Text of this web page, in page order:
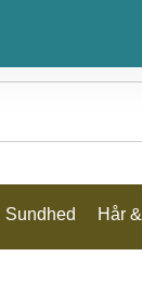
Sundhed Hår